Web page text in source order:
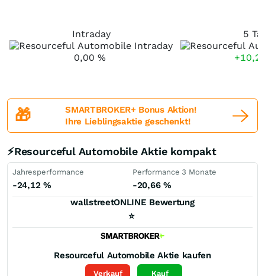
Intraday
0,00 %
5
🎁
SMARTBROKER+ Bonus Aktion!
Ihre Lieblingsaktie geschenkt!
⚡Resourceful Automobile Aktie kompakt
Jahresperformance
-24,12 %
Performance 3 Monate
-20,66 %
wallstreetONLINE Bewertung
⭐
Resourceful Automobile Aktie kaufen
Verkauf Kauf